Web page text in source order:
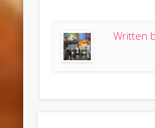
Written